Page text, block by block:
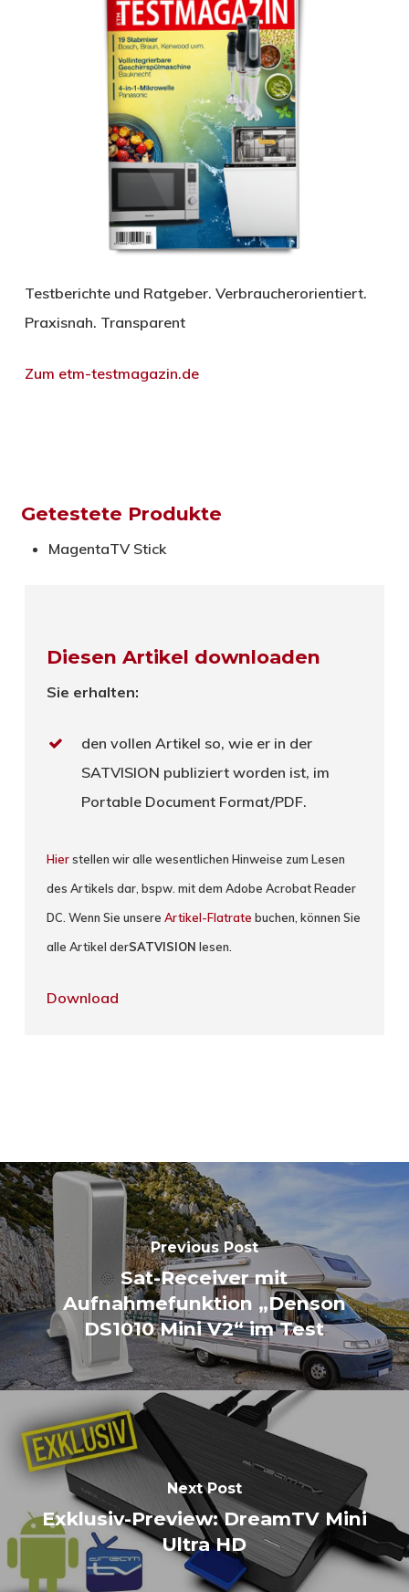
Testberichte und Ratgeber. Verbraucherorientiert.
Praxisnah. Transparent
Zum etm-testmagazin.de
Getestete Produkte
MagentaTV Stick
Diesen Artikel downloaden
Sie erhalten:
den vollen Artikel so, wie er in der
SATVISION publiziert worden ist, im
Portable Document Format/PDF.
Hierstellen wir alle wesentlichen Hinweise zum Lesen
des Artikels dar, bspw. mit dem Adobe Acrobat Reader
DC. Wenn Sie unsereArtikel-Flatrate buchen, können Sie
alle Artikel derSATVISION lesen.
Download
Previous Post
Sat-Receiver mit
Aufnahmefunktion „Denson
DS1010 Mini V2“ im Test
Next Post
Exklusiv-Preview: DreamTV Mini
Ultra HD